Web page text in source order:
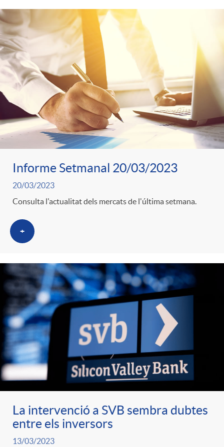
Informe Setmanal 20/03/2023
20/03/2023
Consulta l'actualitat dels mercats de l'última setmana.
+
La intervenció a SVB sembra dubtes
entre els inversors
13/03/2023